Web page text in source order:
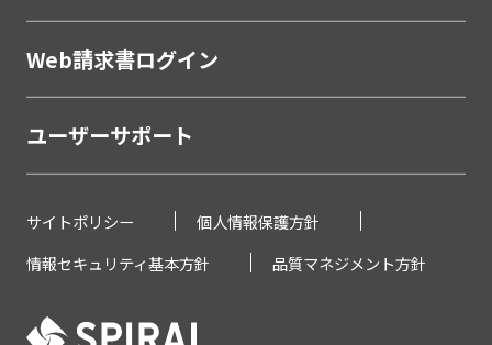
サイトポリシー
個人情報保護方針
情報セキュリティ基本方針
品質マネジメント方針
Web請求書ログイン
ユーザーサポート